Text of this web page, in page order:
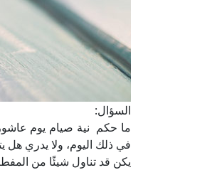
السؤال:
ما حكم نية صيام يوم
في ذلك اليوم، ولا يدري هل
يكن قد تناول شيئًا من